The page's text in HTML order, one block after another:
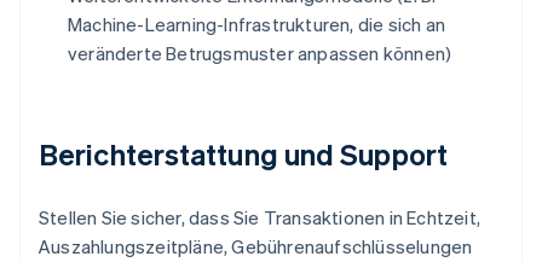
Machine-Learning-Infrastrukturen, die sich an
veränderte Betrugsmuster anpassen können)
Berichterstattung und Support
Stellen Sie sicher, dass Sie Transaktionen in Echtzeit,
Auszahlungszeitpläne, Gebührenaufschlüsselungen